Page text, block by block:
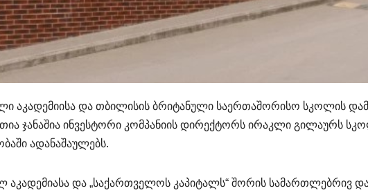
აკადემიისა და თბილისის ბრიტანული საერთაშორისო სკოლის
ჯანაშია ინვესტორი კომპანიის დირექტორს ირაკლი გილაურს
ადანაშაულებს.
და „საქართველოს კაპიტალს“ შორის სამართლებრივ